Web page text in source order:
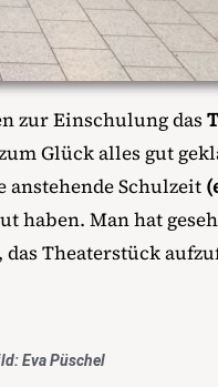
zur Einschulung das
Glück alles gut
Schulzeit
Man hat
Theaterstück
Püschel